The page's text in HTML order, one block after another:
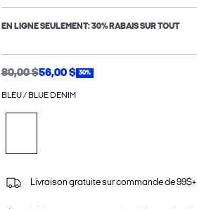
EN LIGNE SEULEMENT: 30% RABAIS SUR TOUT
80,00 $56,00 $ 30%
BLEU / BLUE DENIM
Livraison gratuite sur commande de 99$+